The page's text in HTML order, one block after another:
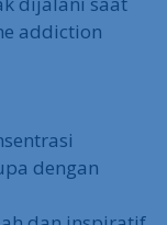
addiction
dengan